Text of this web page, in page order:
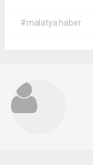
#malatya haber